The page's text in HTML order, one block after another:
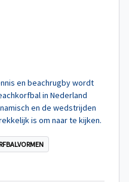
en beachrugby wordt
in Nederland
en de wedstrijden
is om naar te kijken.